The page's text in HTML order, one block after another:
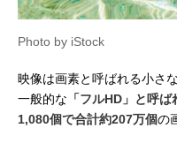
Photo by iStock
映像は画素と呼ばれる小さ
一般的な 「フルHD」と呼
1,080個で合計約207万個の